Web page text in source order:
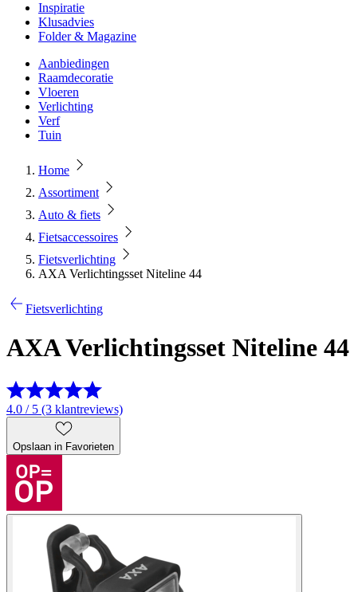
Inspiratie
Klusadvies
Folder & Magazine
Aanbiedingen
Raamdecoratie
Vloeren
Verlichting
Verf
Tuin
Home
Assortiment
Auto & fiets
Fietsaccessoires
Fietsverlichting
AXA Verlichtingsset Niteline 44
Fietsverlichting
AXA Verlichtingsset Niteline 44
4.0 / 5 (3 klantreviews)
Opslaan in Favorieten